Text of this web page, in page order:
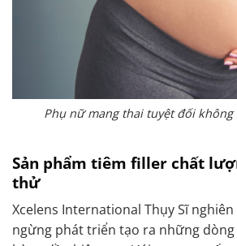
Phụ nữ mang thai tuyệt đối
Sản phẩm tiêm filler chất
thử
Xcelens International Thụy Sĩ
ngừng phát triển tạo ra những